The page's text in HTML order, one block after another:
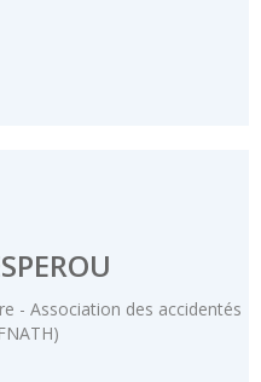
- Association des accidentés